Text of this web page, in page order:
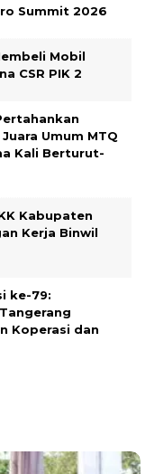
Summit 2026
Mobil
CSR PIK 2
Umum MTQ
Kali Berturut-
Kabupaten
Kerja Binwil
ke-79:
Koperasi dan